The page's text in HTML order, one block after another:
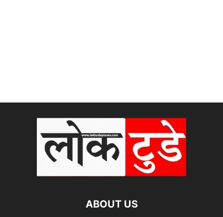
ABOUT US